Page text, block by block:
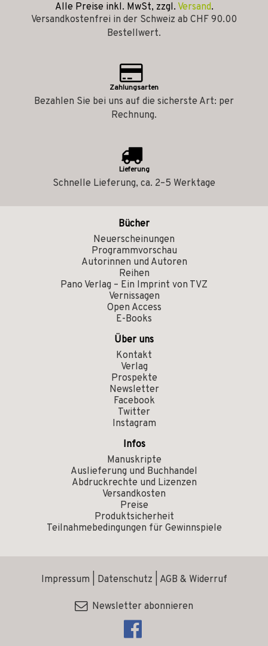
Alle Preise inkl. MwSt, zzgl. Versand.
Versandkostenfrei in der Schweiz ab CHF 90.00
Bestellwert.
Zahlungsarten
Bezahlen Sie bei uns auf die sicherste Art: per
Rechnung.
Lieferung
Schnelle Lieferung, ca. 2–5 Werktage
Bücher
Neuerscheinungen
Programmvorschau
Autorinnen und Autoren
Reihen
Pano Verlag – Ein Imprint von TVZ
Vernissagen
Open Access
E-Books
Über uns
Kontakt
Verlag
Prospekte
Newsletter
Facebook
Twitter
Instagram
Infos
Manuskripte
Auslieferung und Buchhandel
Abdruckrechte und Lizenzen
Versandkosten
Preise
Produktsicherheit
Teilnahmebedingungen für Gewinnspiele
Impressum Datenschutz AGB & Widerruf
Newsletter abonnieren